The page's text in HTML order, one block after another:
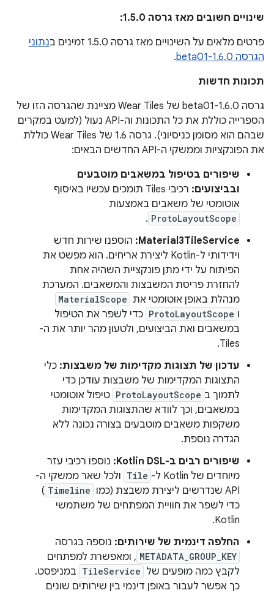
שינויים חשובים מאז גרסה 1.5.0:
פרטים מלאים על השינויים מאז גרסה 1.5.0 זמינים ב
נתוני
הגרסה 1.6.0-beta01
.
תכונות חדשות
גרסה 1.6.0-beta01 של Wear Tiles מציינת שהגרסה הזו של
הספרייה כוללת את כל התכונות וה-API נעול (למעט במקרים
שבהם הוא מסומן כניסיוני). גרסה 1.6 של Wear Tiles כוללת
את הפונקציות וממשקי ה-API החדשים הבאים:
שיפורים בטיפול במשאבים מוטבעים
ובביצועים:
רכיבי Tiles תומכים עכשיו באיסוף
אוטומטי של משאבים באמצעות
ProtoLayoutScope
.
Material3TileService: הוספנו שירות חדש
וידידותי ל-Kotlin ליצירת אריחים. הוא מפשט את
הפיתוח על ידי מתן פונקציית השהיה אחת
להחזרת פריסת המשבצות והמשאבים. המערכת
מנהלת באופן אוטומטי את MaterialScope
ו ProtoLayoutScope כדי לשפר את הטיפול
במשאבים ואת הביצועים, ולטעון מהר יותר את ה-
Tiles.
עדכון של תצוגות מקדימות של משבצות: כלי
התצוגות המקדימות של משבצות עודכן כדי
לתמוך ב ProtoLayoutScope טיפול אוטומטי
במשאבים, וכך לוודא שהתצוגות המקדימות
משקפות משאבים מוטבעים בצורה נכונה ללא
הגדרה נוספת.
שיפורים רבים ב-Kotlin DSL:
נוספו רכיבי עזר
מיוחדים של Kotlin ל-
Tile ולכל שאר ממשקי ה-
API שנדרשים ליצירת משבצת (כמו
Timeline
)
כדי לשפר את חוויית המפתחים של משתמשי
Kotlin.
החלפה דינמית של שירותים: נוספה בגרסה
METADATA_GROUP_KEY , ומאפשרת למפתחים
לקבץ כמה מופעים של TileService במניפסט.
כך אפשר לעבור באופן דינמי בין שירותים שונים